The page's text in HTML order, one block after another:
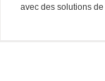
avec des solutions